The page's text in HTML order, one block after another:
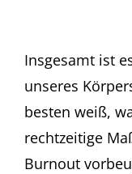
Insgesamt ist
unseres
besten weiß,
rechtzeitige
Burnout